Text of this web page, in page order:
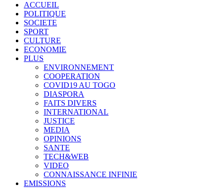
ACCUEIL
POLITIQUE
SOCIETE
SPORT
CULTURE
ECONOMIE
PLUS
ENVIRONNEMENT
COOPERATION
COVID19 AU TOGO
DIASPORA
FAITS DIVERS
INTERNATIONAL
JUSTICE
MEDIA
OPINIONS
SANTE
TECH&WEB
VIDEO
CONNAISSANCE INFINIE
EMISSIONS